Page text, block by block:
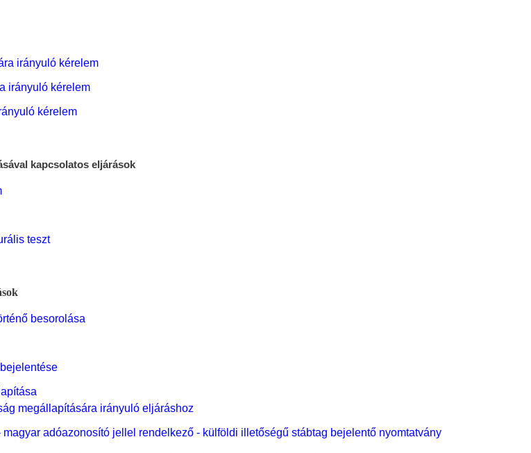
irányuló kérelem
irányuló kérelem
kérelem
kapcsolatos eljárások
teszt
besorolása
megállapítására irányuló eljáráshoz
adóazonosító jellel rendelkező - külföldi illetőségű stábtag bejelentő nyomtatvány